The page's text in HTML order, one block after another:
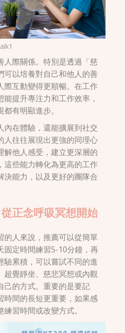
人際關係。特別是透過「慈
可以培養對自己和他人的善
際互動變得更順暢。在工作
提升專注力和工作效率，
有明顯進步。
內在體驗，還能擴展到社交
人往往展現出更強的同理心
解他人感受，建立更深層的
這些能力轉化為更高的工作
決能力，以及更好的團隊合
正念呼吸冥想開始
的人來說，推薦可以從簡單
固定時間練習5-10分鐘，再
驗累積，可以嘗試不同的進
超覺靜坐、慈悲冥想或內觀
己的方式。重要的是要記
時間的長短更重要，如果感
習時間或改變方式。